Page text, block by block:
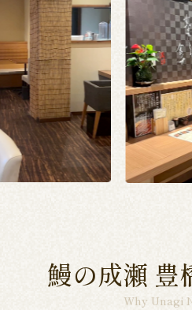
鰻の成瀬 豊
Why Unagi